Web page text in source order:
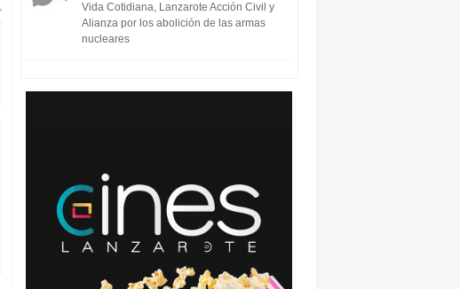
Vida Cotidiana, Lanzarote Acción Civil y
Alianza por los abolición de las armas
nucleares